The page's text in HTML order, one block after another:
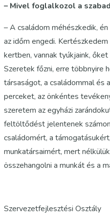
– Mivel foglalkozol a
– A családom méhészkedik,
az időm engedi.
kertben, vannak tyúkjaink,
Szeretek főzni, erre többnyire
társaságot, a családommal
perceket, az önkéntes
szeretem az egyházi
feltöltődést jelentenek
családomért, a
munkatársaimért, mert
összehangolni a munkát és a
Szervezetfejlesztési Osztály